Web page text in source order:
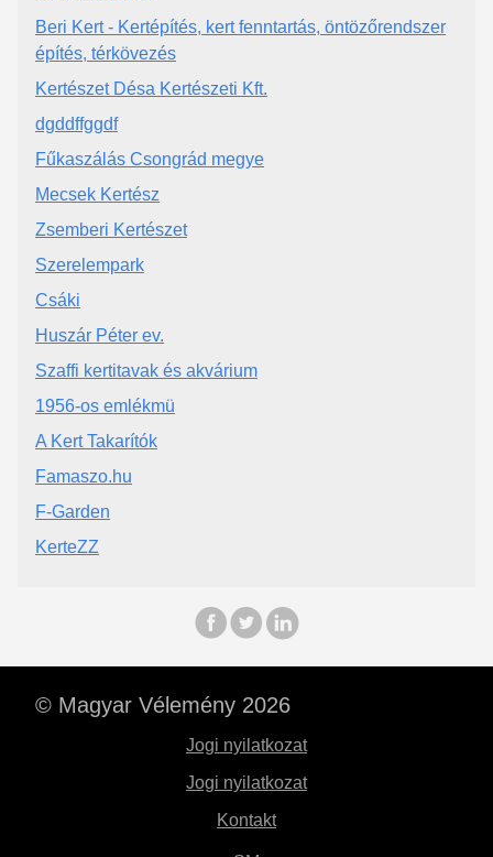
Beri Kert - Kertépítés, kert fenntartás, öntözőrendszer
építés, térkövezés
Kertészet Désa Kertészeti Kft.
dgddffggdf
Fűkaszálás Csongrád megye
Mecsek Kertész
Zsemberi Kertészet
Szerelempark
Csáki
Huszár Péter ev.
Szaffi kertitavak és akvárium
1956-os emlékmü
A Kert Takarítók
Famaszo.hu
F-Garden
KerteZZ
© Magyar Vélemény 2026
Jogi nyilatkozat
Jogi nyilatkozat
Kontakt